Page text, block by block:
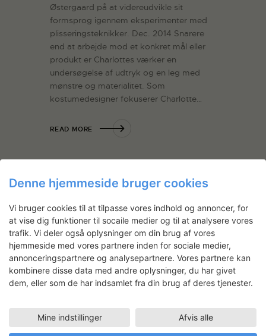
Østergaard på at videreudvikle sit
formsprog igennem eksperimenter med
plisseringsteknikker. Dec. 2014 Snarere
end at arbejde mod et konkret mål eller
produkt er Charlottes værker en
undersøgelse af udtryk og en leg med
mønstre og materialitet. Som
kostumedesigner fokuserer Charlotte…
READ MORE
Grethe Wittrock: Tunge sejl
15.07.2014 Crafts, Kunsthåndværk
I atelieret på plan 3 omdanner
Denne hjemmeside bruger cookies
Vi bruger cookies til at tilpasse vores indhold og annoncer, for
at vise dig funktioner til socaile medier og til at analysere vores
trafik. Vi deler også oplysninger om din brug af vores
hjemmeside med vores partnere inden for sociale medier,
annonceringspartnere og analysepartnere. Vores partnere kan
kombinere disse data med andre oplysninger, du har givet
dem, eller som de har indsamlet fra din brug af deres tjenester.
Mine indstillinger Afvis alle